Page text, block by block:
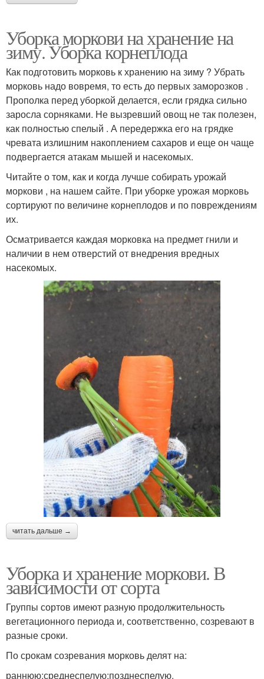
Уборка моркови на хранение на
зиму. Уборка корнеплода
Как подготовить морковь к хранению на зиму ? Убрать
морковь надо вовремя, то есть до первых заморозков .
Прополка перед уборкой делается, если грядка сильно
заросла сорняками. Не вызревший овощ не так полезен,
как полностью спелый . А передержка его на грядке
чревата излишним накоплением сахаров и еще он чаще
подвергается атакам мышей и насекомых.
Читайте о том, как и когда лучше собирать урожай
моркови , на нашем сайте. При уборке урожая морковь
сортируют по величине корнеплодов и по повреждениям
их.
Осматривается каждая морковка на предмет гнили и
наличии в нем отверстий от внедрения вредных
насекомых.
читать дальше →
Уборка и хранение моркови. В
зависимости от сорта
Группы сортов имеют разную продолжительность
вегетационного периода и, соответственно, созревают в
разные сроки.
По срокам созревания морковь делят на:
раннюю;среднеспелую;позднеспелую.